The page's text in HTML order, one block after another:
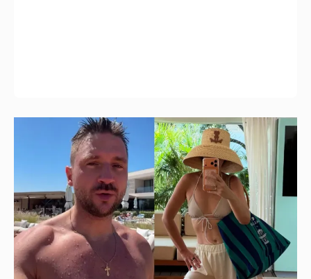
От Шанхая до Мальдив: как отдыхают
Сергей Лазарев с детьми, Ксения Собчак
и Наиля Аскер-заде
2